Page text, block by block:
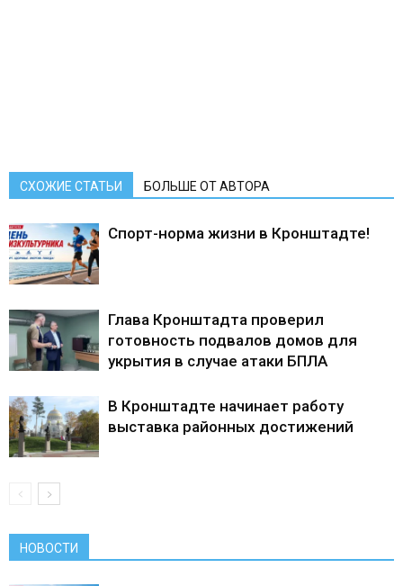
СХОЖИЕ СТАТЬИ БОЛЬШЕ ОТ АВТОРА
Спорт-норма жизни в Кронштадте!
Глава Кронштадта проверил
готовность подвалов домов для
укрытия в случае атаки БПЛА
В Кронштадте начинает работу
выставка районных достижений
НОВОСТИ